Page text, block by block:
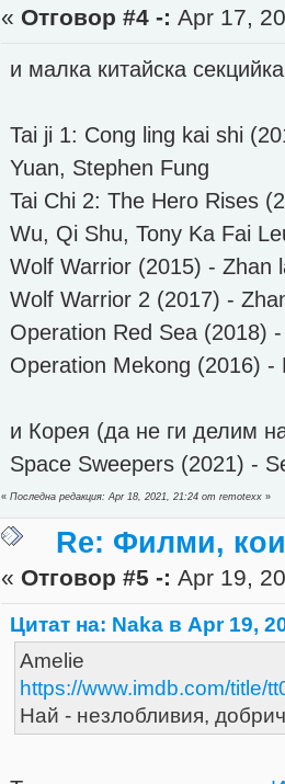
« Отговор #4 -: Apr 17,
и малка китайска секцийка
Tai ji 1: Cong ling kai shi
Yuan, Stephen Fung
Tai Chi 2: The Hero Rises
Wu, Qi Shu, Tony Ka Fai
Wolf Warrior (2015) - Zhan
Wolf Warrior 2 (2017) -
Operation Red Sea (2018)
Operation Mekong (2016)
и Корея (да не ги делим
Space Sweepers (2021) -
«Последна редакция: Apr 18, 2021, 21:24 от remotexx »
Re: Филми,
« Отговор #5 -: Apr 19,
Цитат на: Naka в Apr 19,
Amelie
https://www.imdb.com/title/
Най - незлобливия,